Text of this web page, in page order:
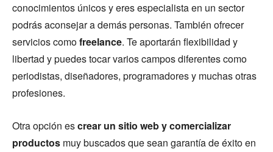
conocimientos únicos y eres especialista en un sector
podrás aconsejar a demás personas. También ofrecer
servicios comofreelance. Te aportarán flexibilidad y
libertad y puedes tocar varios campos diferentes como
periodistas, diseñadores, programadores y muchas otras
profesiones.
Otra opción escrear un sitio web y comercializar
productos muy buscados que sean garantía de éxito en